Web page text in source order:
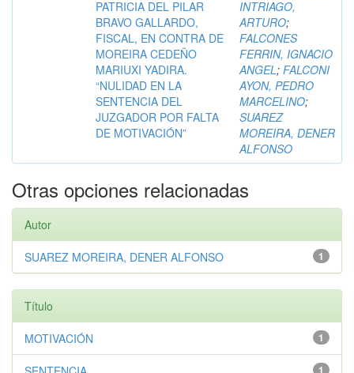
PATRICIA DEL PILAR
BRAVO GALLARDO,
FISCAL, EN CONTRA DE
MOREIRA CEDEÑO
MARIUXI YADIRA.
“NULIDAD EN LA
SENTENCIA DEL
JUZGADOR POR FALTA
DE MOTIVACIÓN”
INTRIAGO,
ARTURO;
FALCONES
FERRIN, IGNACIO
ANGEL; FALCONI
AYON, PEDRO
MARCELINO;
SUAREZ
MOREIRA, DENER
ALFONSO
Otras opciones relacionadas
Autor
1
SUAREZ MOREIRA, DENER ALFONSO
Título
1
MOTIVACIÓN
1